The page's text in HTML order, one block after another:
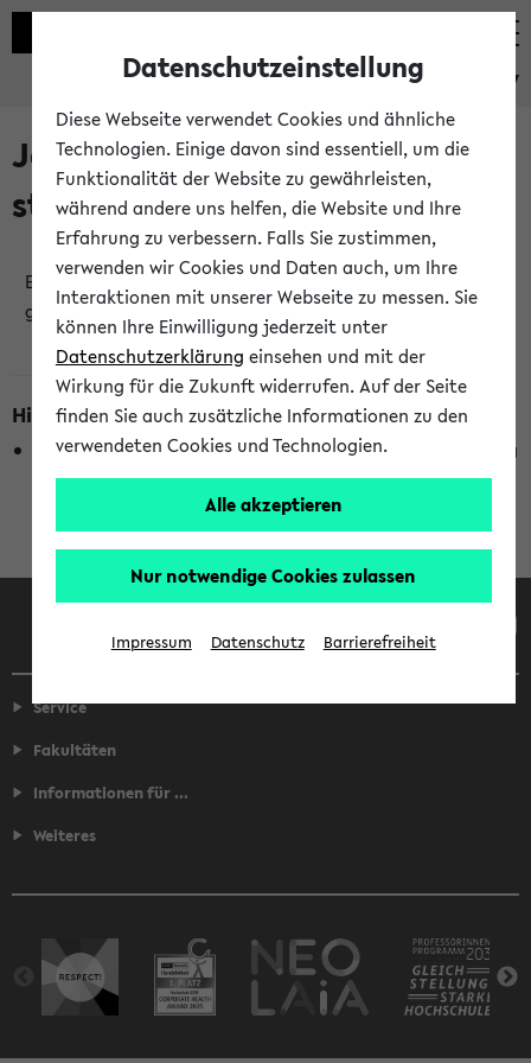
eKVV
Jetzt und in Kürze
stattfindende Veranstaltungen
Es wurden keine jetzt stattfindenden Veranstaltungen
gefunden!
Hinweise zur Liste
Die Anzeige ist semesterübergreifend und nicht abhängig
vom im eKVV gewählten Semester.
Facebook Instagram LinkedIn TikTok
Service
Fakultäten
Informationen für ...
Weiteres
Datenschutzeinstellung
Diese Webseite verwendet Cookies und ähnliche
Technologien. Einige davon sind essentiell, um die
Funktionalität der Website zu gewährleisten,
während andere uns helfen, die Website und Ihre
Erfahrung zu verbessern. Falls Sie zustimmen,
verwenden wir Cookies und Daten auch, um Ihre
Interaktionen mit unserer Webseite zu messen. Sie
können Ihre Einwilligung jederzeit unter
Datenschutzerklärung einsehen und mit der
Wirkung für die Zukunft widerrufen. Auf der Seite
finden Sie auch zusätzliche Informationen zu den
verwendeten Cookies und Technologien.
Alle akzeptieren
Nur notwendige Cookies zulassen
Impressum Datenschutz Barrierefreiheit